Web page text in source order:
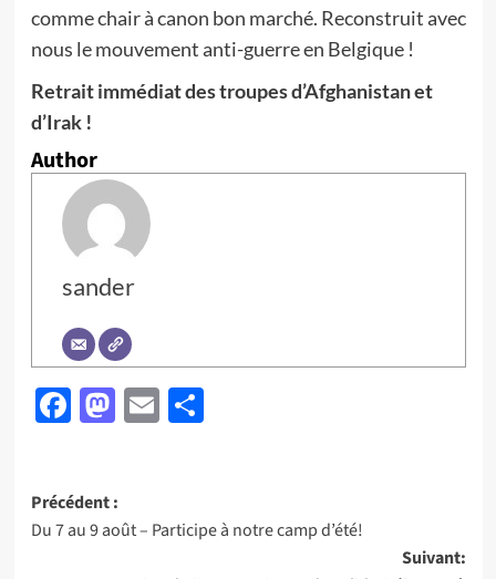
comme chair à canon bon marché. Reconstruit avec
nous le mouvement anti-guerre en Belgique !
Retrait immédiat des troupes d’Afghanistan et
d’Irak !
Author
sander
Facebook
Mastodon
EmailPartager
Navigation
d’article
Précédent :
Du 7 au 9 août – Participe à notre camp d’été!
Suivant: